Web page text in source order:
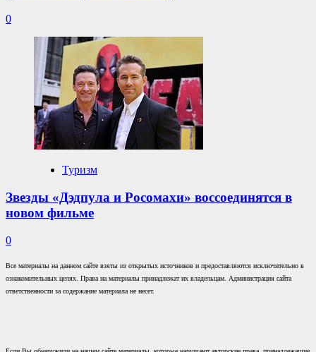
0
Туризм
Звезды «Дэдпула и Росомахи» воссоединятся в
новом фильме
0
Все материалы на данном сайте взяты из открытых источников и предоставляются исключительно в
ознакомительных целях. Права на материалы принадлежат их владельцам. Администрация сайта
ответственности за содержание материала не несет.